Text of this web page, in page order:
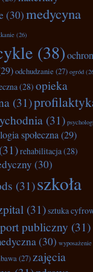
(30)medycyna
(26)
(38)
odchudzanie (27) ogród
(28) opieka
(31)
(31)
społeczna(29)
(31)rehabilitacja(28)
(30)
(31)szkoła
(31)sztuka
publiczny (31)
(30) wyposażenie
(27) zajęcia